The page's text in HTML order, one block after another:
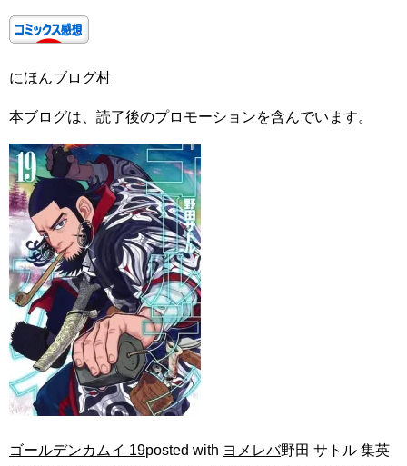
にほんブログ村
本ブログは、読了後のプロモーションを含んでいます。
ゴールデンカムイ 19posted with ヨメレバ野田 サトル 集英